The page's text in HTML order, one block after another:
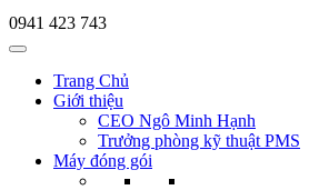
0941 423 743
Trang Chủ
Giới thiệu
CEO Ngô Minh Hạnh
Trưởng phòng kỹ thuật PMS
Máy đóng gói